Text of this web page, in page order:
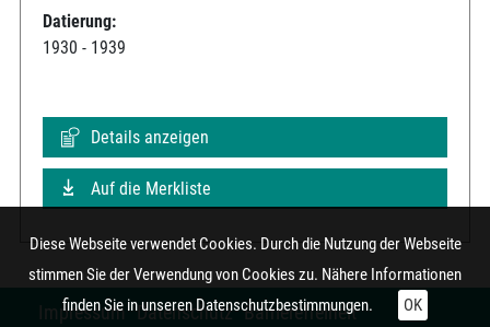
Datierung:
1930 - 1939
Details anzeigen
Auf die Merkliste
Diese Webseite verwendet Cookies. Durch die Nutzung der Webseite
stimmen Sie der Verwendung von Cookies zu. Nähere Informationen
finden Sie in unserenDatenschutzbestimmungen. OK
Impressum Datenschutz Barrierefreiheit